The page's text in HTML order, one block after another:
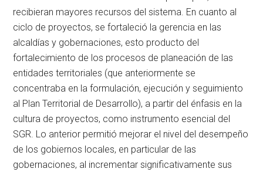
recibieran mayores recursos del sistema. En cuanto al
ciclo de proyectos, se fortaleció la gerencia en las
alcaldías y gobernaciones, esto producto del
fortalecimiento de los procesos de planeación de las
entidades territoriales (que anteriormente se
concentraba en la formulación, ejecución y seguimiento
al Plan Territorial de Desarrollo), a partir del énfasis en la
cultura de proyectos, como instrumento esencial del
SGR. Lo anterior permitió mejorar el nivel del desempeño
de los gobiernos locales, en particular de las
gobernaciones, al incrementar significativamente sus